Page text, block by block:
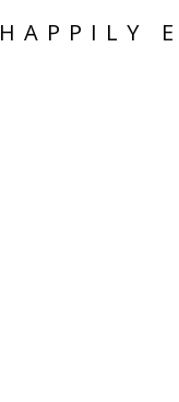
HAPPILY